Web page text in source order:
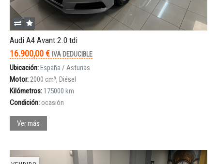
Audi A4 Avant 2.0 tdi
16.900,00 € IVA DEDUCIBLE
Ubicación:España / Asturias
Motor: 2000 cm³, Diésel
Kilómetros: 175000 km
Condición:ocasión
Ver más